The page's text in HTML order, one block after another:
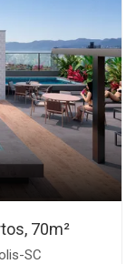
70m²
SC